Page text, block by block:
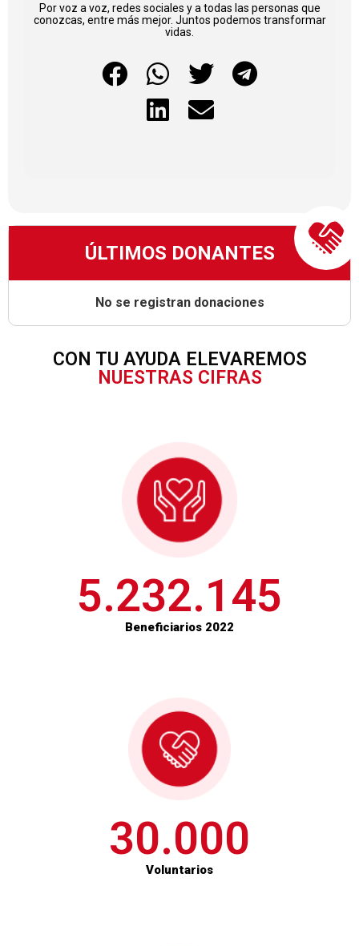
Por voz a voz, redes sociales y a todas las personas que
conozcas, entre más mejor. Juntos podemos transformar
vidas.
ÚLTIMOS DONANTES
No se registran donaciones
CON TU AYUDA ELEVAREMOS
NUESTRAS CIFRAS
5.232.145
Beneficiarios 2022
30.000
Voluntarios